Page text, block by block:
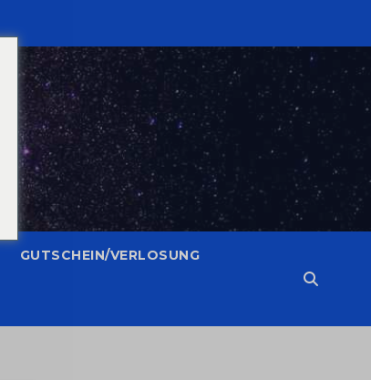
GUTSCHEIN/VERLOSUNG